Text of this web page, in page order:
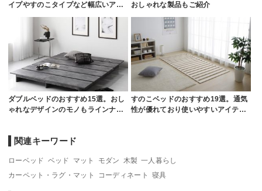
イプやすのこタイプなど幅広いア…
おしゃれな製品もご紹介
ダブルベッドのおすすめ15選。おし
ゃれなデザインのモノもラインナ…
すのこベッドのおすすめ19選。通気
性が優れており使いやすいアイテ…
関連キーワード
ローベッド ベッド マット モダン 木製 一人暮らし
カーペット・ラグ・マット
コーディネート 寝具